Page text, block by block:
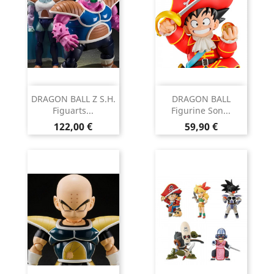
DRAGON BALL Z S.H.
Figuarts...
Prix
122,00 €
DRAGON BALL
Figurine Son...
Prix
59,90 €